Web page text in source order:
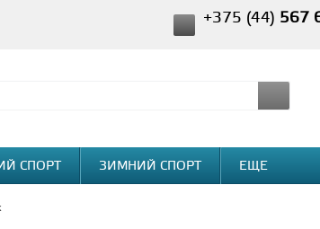
+375 (44) 567
СПОРТ ЗИМНИЙ СПОРТ ЕЩЕ